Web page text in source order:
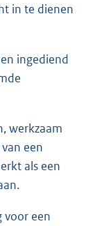
in te dienen
ingediend
werkzaam
een
als een
voor een